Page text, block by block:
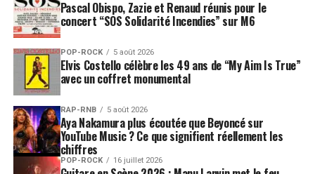
spectacle, Pierre de Maere paraît donc vouloir réduire la
distance entre le personnage et l’homme. C’est
précisément là que ce projet peut devenir intéressant :
non pas parce qu’il renierait la théâtralité de ses débuts,
mais parce qu’il pourrait l’utiliser pour dire quelque
chose de plus nu, de plus sentimental, de plus
dangereux aussi.
Je pense à vousetJ’aurais fini
Pascal Obispo, Zazie et Renaud réunis pour le
concert “SOS Solidarité Incendies” sur M6
POP-ROCK 5 août 2026
Elvis Costello célèbre les 49 ans de “My Aim Is True”
avec un coffret monumental
RAP-RNB 5 août 2026
Aya Nakamura plus écoutée que Beyoncé sur
YouTube Music ? Ce que signifient réellement les
chiffres
POP-ROCK 16 juillet 2026